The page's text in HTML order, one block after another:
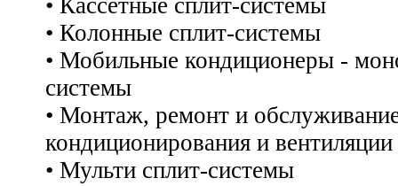
• Кассетные сплит-системы
• Колонные сплит-системы
• Мобильные кондиционеры -
системы
• Монтаж, ремонт и
кондиционирования и вентиляции
• Мульти сплит-системы